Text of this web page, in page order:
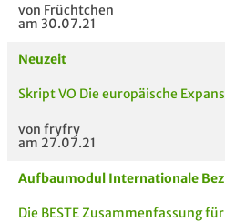
von Früchtchen
am 30.07.21
Neuzeit
Skript VO Die europäische
von fryfry
am 27.07.21
Aufbaumodul Internationale
Die BESTE Zusammenfassung